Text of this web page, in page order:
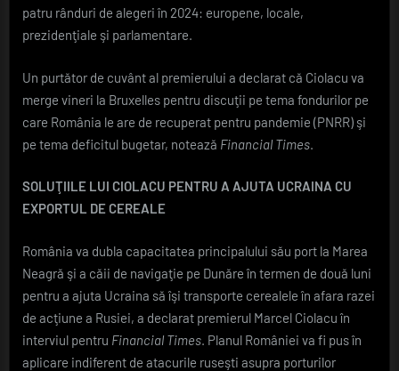
patru rânduri de alegeri în 2024: europene, locale,
prezidenţiale şi parlamentare.
Un purtător de cuvânt al premierului a declarat că Ciolacu va
merge vineri la Bruxelles pentru discuţii pe tema fondurilor pe
care România le are de recuperat pentru pandemie (PNRR) şi
pe tema deficitul bugetar, notează Financial Times
SOLUŢIILE LUI CIOLACU PENTRU A AJUTA UCRAINA CU
EXPORTUL DE CEREALE
România va dubla capacitatea principalului său port la Marea
Neagră şi a căii de navigaţie pe Dunăre în termen de două luni
pentru a ajuta Ucraina să îşi transporte cerealele în afara razei
de acţiune a Rusiei, a declarat premierul Marcel Ciolacu în
interviul pentru Financial Times . Planul României va fi pus în
aplicare indiferent de atacurile ruseşti asupra porturilor